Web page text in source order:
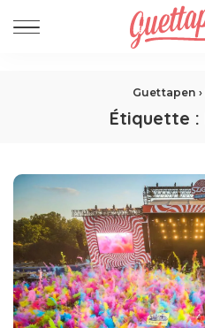
Guettapen ›
Étiquette :